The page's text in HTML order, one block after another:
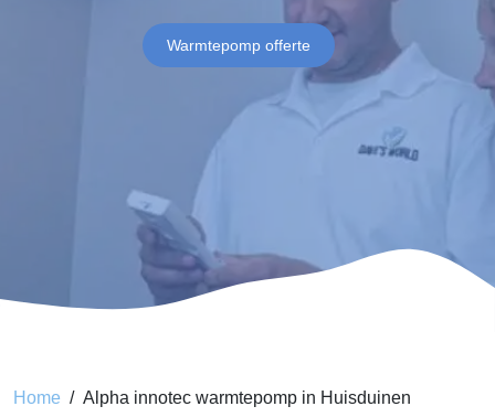
Warmtepomp offerte
Home Alpha innotec warmtepomp in Huisduinen